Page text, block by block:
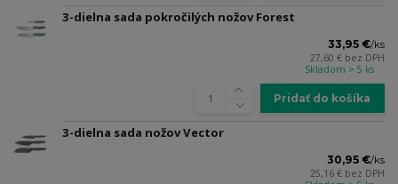
3-dielna sada pokročilých nožov Forest
33,95 €/ks
27,60 € bez DPH
Skladom > 5 ks
Pridať do košíka
3-dielna sada nožov Vector
30,95 €/ks
25,16 € bez DPH